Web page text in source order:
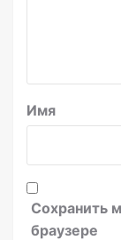
Имя
Сохранить